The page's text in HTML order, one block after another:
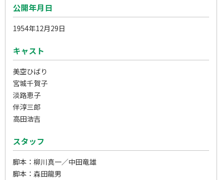
公開年月日
1954年12月29日
キャスト
美空ひばり
宮城千賀子
淡路恵子
伴淳三郎
高田浩吉
スタッフ
脚本：柳川真一／中田竜雄
脚本：森田龍男